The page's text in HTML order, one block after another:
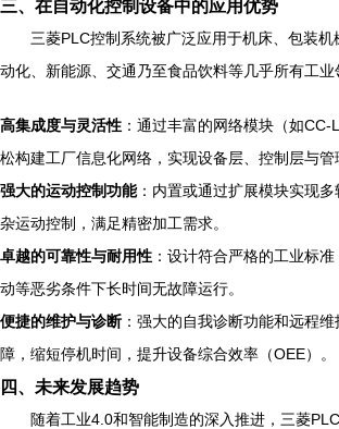
三、在自动化控制设备中的应用优势
三菱PLC控制系统被广泛应用于机床、包装机
动化、新能源、交通乃至食品饮料等几乎所有工业
高集成度与灵活性 ：通过丰富的网络模块（如
松构建工厂信息化网络，实现设备层、控制层与管
强大的运动控制功能：内置或通过扩展模块实现
杂运动控制，满足精密加工需求。
卓越的可靠性与耐用性 ：设计符合严格的工业标
动等恶劣条件下长时间无故障运行。
便捷的维护与诊断 ：强大的自我诊断功能和远程
障，缩短停机时间，提升设备综合效率（OEE）。
四、未来发展趋势
随着工业4.0和智能制造的深入推进，三菱